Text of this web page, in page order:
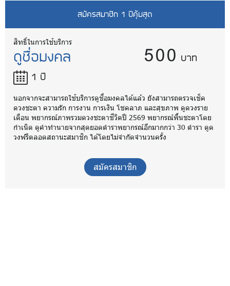
สมัครสมาชิก 1 ปีคุ้มสุด
สิทธิ์ในการใช้บริการ
ดูชื่อมงคล
1 ปี
500 บาท
นอกจากจะสามารถใช้บริการดูชื่อมงคลได้แล้ว ยังสามารถตรวจเช็ค
ดวงชะตา ความรัก การงาน การเงิน โชคลาภ และสุขภาพ ดูดวงราย
เดือน พยากรณ์ภาพรวมดวงชะตาชีวิตปี 2569 พยากรณ์พื้นชะตาโดย
กำเนิด ดูคำทำนายจากสุดยอดตำราพยากรณ์อีกมากกว่า 30 ตำรา ดูด
วงฟรีตลอดสถานะสมาชิก ได้โดยไม่จำกัดจำนวนครั้ง
สมัครสมาชิก